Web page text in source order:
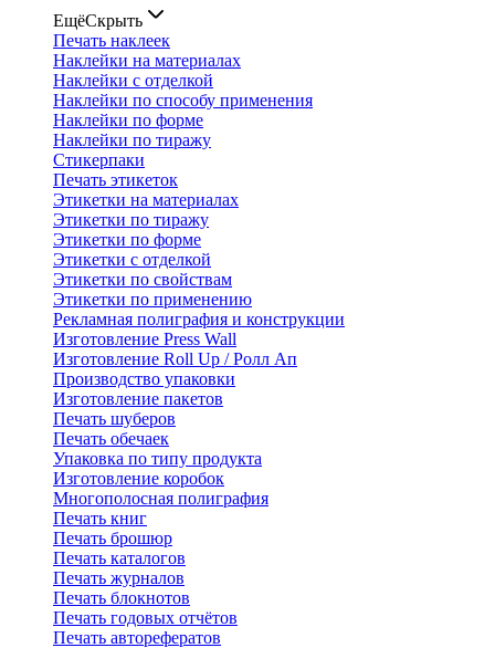
ЕщёСкрыть
Печать наклеек
Наклейки на материалах
Наклейки с отделкой
Наклейки по способу применения
Наклейки по форме
Наклейки по тиражу
Стикерпаки
Печать этикеток
Этикетки на материалах
Этикетки по тиражу
Этикетки по форме
Этикетки с отделкой
Этикетки по свойствам
Этикетки по применению
Рекламная полиграфия и конструкции
Изготовление Press Wall
Изготовление Roll Up / Ролл Ап
Производство упаковки
Изготовление пакетов
Печать шуберов
Печать обечаек
Упаковка по типу продукта
Изготовление коробок
Многополосная полиграфия
Печать книг
Печать брошюр
Печать каталогов
Печать журналов
Печать блокнотов
Печать годовых отчётов
Печать авторефератов